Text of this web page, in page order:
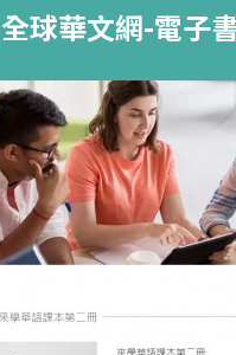
全球華文網-電子